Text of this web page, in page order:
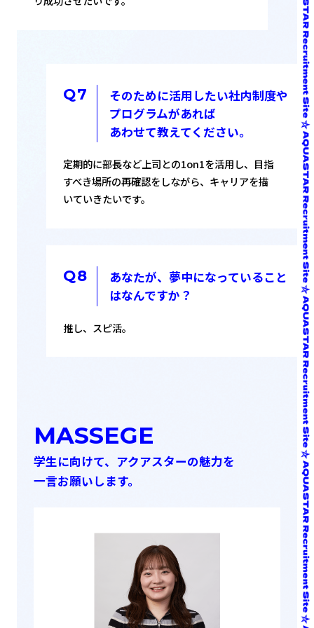
そのために活用したい社内制度や
プログラムがあれば
あわせて教えてください。
定期的に部長など上司との1on1を活用し、目指
すべき場所の再確認をしながら、キャリアを描
いていきたいです。
あなたが、夢中になっていること
はなんですか？
推し、スピ活。
MASSEGE
学生に向けて、アクアスターの魅力を
一言お願いします。